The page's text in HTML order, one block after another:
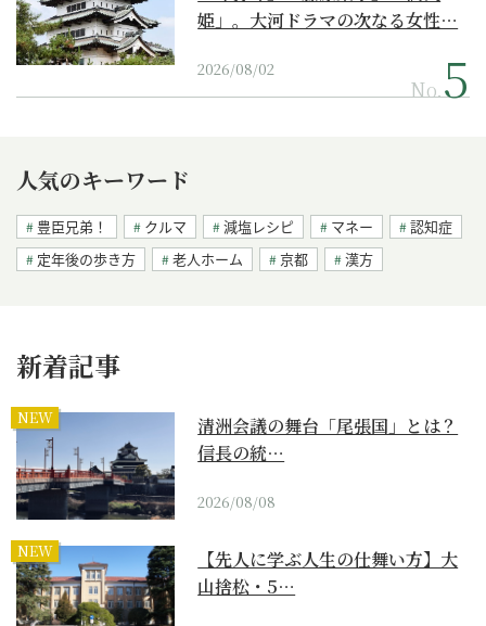
姫」。大河ドラマの次なる女性…
2026/08/02
No.
人気のキーワード
豊臣兄弟！ クルマ 減塩レシピ マネー
認知症
定年後の歩き方
老人ホーム 京都 漢方
新着記事
NEW
清洲会議の舞台「尾張国」とは？
信長の統…
2026/08/08
NEW
【先人に学ぶ人生の仕舞い方】大
山捨松・5…